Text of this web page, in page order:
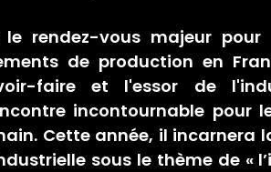
le rendez-vous majeur pour
de production en
faire et l'essor de
incontournable pour
Cette année, il incarnera
sous le thème de «